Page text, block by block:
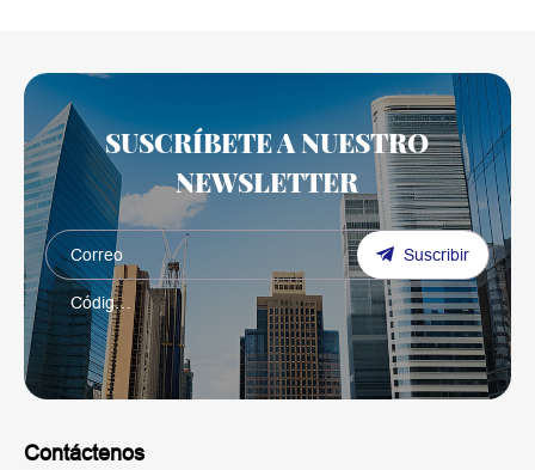
SUSCRÍBETE A NUESTRO
NEWSLETTER
Suscribir
Contáctenos